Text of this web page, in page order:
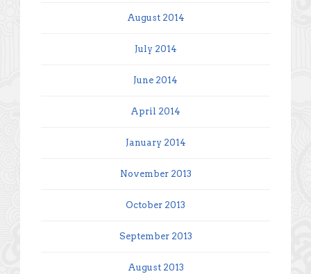
August 2014
July 2014
June 2014
April 2014
January 2014
November 2013
October 2013
September 2013
August 2013